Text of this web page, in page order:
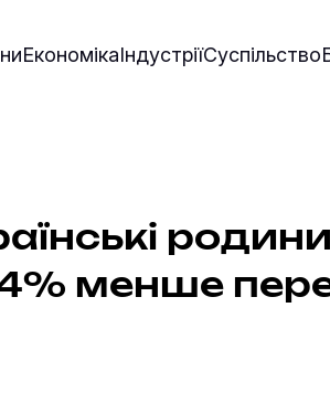
ЕкономікаІндустріїСуспільство
родини
менше